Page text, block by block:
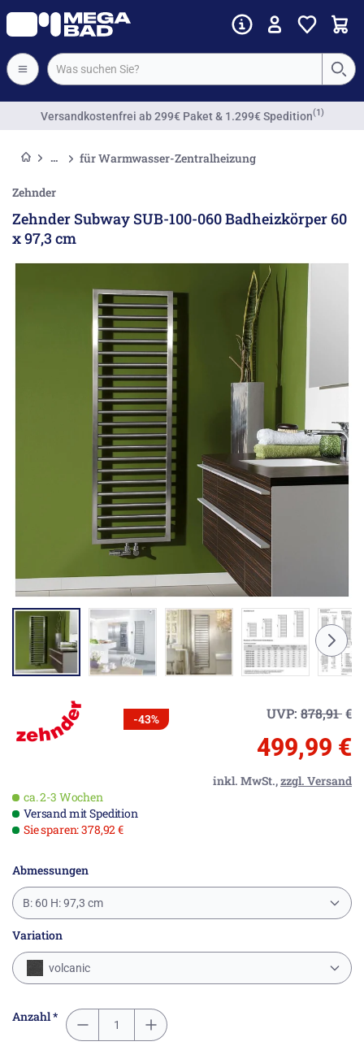
Vorkassenrabatt
für Warmwasser-Zentralheizung
Zehnder
Zehnder Subway SUB-100-060 Badheizkörper 60
x 97,3 cm
-43% UVP: 878,91€
499,99 €
inkl. MwSt.,zzgl. Versand
ca. 2-3 Wochen
Versand mit Spedition
Sie sparen: 378,92 €
Abmessungen
B: 60 H: 97,3 cm
Variation
volcanic
Anzahl *